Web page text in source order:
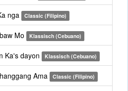
nga Classic (Filipino)
Mo Klassisch (Cebuano)
Ka's dayon Klassisch (Cebuano)
Ama Classic (Filipino)